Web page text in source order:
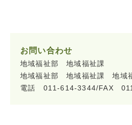
お問い合わせ
地域福祉部 地域福祉課
地域福祉部 地域福祉課 地域
電話 011-614-3344/FAX